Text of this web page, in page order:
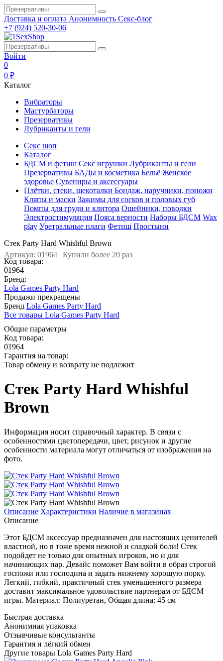
Доставка и оплата Анонимность Секс-блог
+7 (924) 520-30-06
Войти
0
0 ₽
Каталог
Вибраторы
Мастурбаторы
Презервативы
Лубриканты и гели
Секс шоп
Каталог
БДСМ и фетиш Секс игрушки Лубриканты и гели
Презервативы БАДы и косметика Бельё Женское
здоровье Сувениры и аксессуары
Плётки, стеки, щекоталки Бондаж, наручники, поножи
Кляпы и маски Зажимы для сосков и половых губ
Помпы для груди и клитора Ошейники, поводки
Электростимуляция Пояса верности Наборы БДСМ Wax
play Уретральные плаги Фетиш Простыни
Стек Party Hard Whishful Brown
Артикул: 01964 | Купили более 20 раз
Код товара:
01964
Бренд:
Lola Games Party Hard
Продажи прекращены
Бренд Lola Games Party Hard
Все товары Lola Games Party Hard
Общие параметры
Код товара:
01964
Гарантия на товар:
Товар обмену и возврату не подлежит
Стек Party Hard Whishful
Brown
Информация носит справочный характер. В связи с
особенностями цветопередачи, цвет, рисунок и другие
особенности материала могут отличаться от изображения на
фото.
Описание Характеристики Наличие в магазинах
Описание
Этот БДСМ аксессуар предназначен для настоящих ценителей
властной, но в тоже время нежной и сладкой боли! Стек
подойдет не только для опытных игроков, но и для
начинающих пар. Девайс поможет Вам войти в образ строгой
госпожи или господина и задать нижнему хорошую порку.
Легкий, гибкий, практичный стек уменьшенного размера
доставит максимальное удовольствие партнерам от БДСМ
игры. Материал: Полиуретан, Общая длина: 45 см
Быстрая доставка
Анонимная упаковка
Отзывчивые консультанты
Гарантия и лёгкий обмен
Другие товары Lola Games Party Hard